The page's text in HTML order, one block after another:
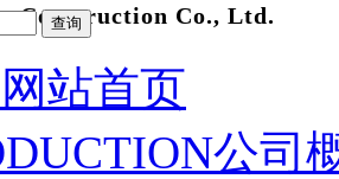
Construction Co., Ltd.
查询
网站首页
公司